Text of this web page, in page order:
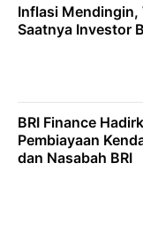
Inflasi Mendingin,
Saatnya Investor
BRI Finance
Pembiayaan
dan Nasabah BRI